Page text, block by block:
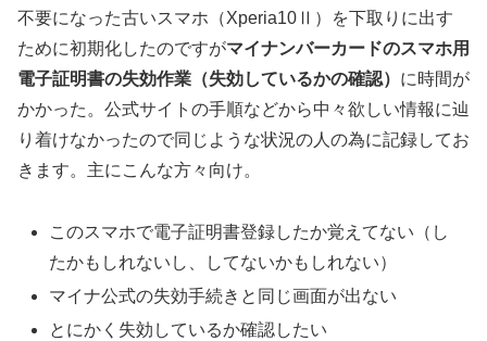
不要になった古いスマホ（Xperia10Ⅱ）を下取りに出す
ために初期化したのですがマイナンバーカードのスマホ用
電子証明書の失効作業（失効しているかの確認） に時間が
かかった。公式サイトの手順などから中々欲しい情報に辿
り着けなかったので同じような状況の人の為に記録してお
きます。主にこんな方々向け。
このスマホで電子証明書登録したか覚えてない（し
たかもしれないし、してないかもしれない）
マイナ公式の失効手続きと同じ画面が出ない
とにかく失効しているか確認したい